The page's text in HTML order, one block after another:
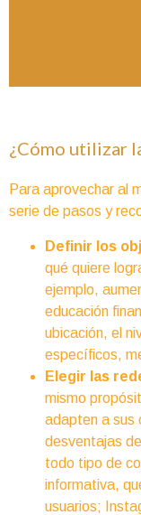
¿Cómo utilizar
Para aprovechar al
serie de pasos y
Definir los
qué quiere
ejemplo,
educación
ubicación, el
específicos,
Elegir las
mismo
adapten a sus
desventajas
todo tipo de
informativa,
usuarios;